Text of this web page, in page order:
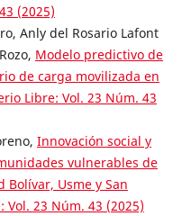
(2025)
Anly del Rosario Lafont
Modelo predictivo de
de carga movilizada en
Libre: Vol. 23 Núm. 43
Innovación social y
vulnerables de
Bolívar, Usme y San
Vol. 23 Núm. 43 (2025)